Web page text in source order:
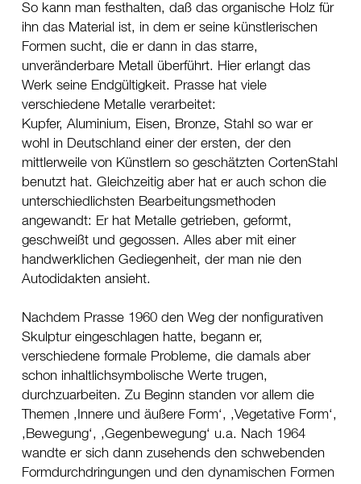
So kann man festhalten, daß das organische Holz für
ihn das Material ist, in dem er seine künstlerischen
Formen sucht, die er dann in das starre,
unveränderbare Metall überführt. Hier erlangt das
Werk seine Endgültigkeit. Prasse hat viele
verschiedene Metalle verarbeitet:
Kupfer, Aluminium, Eisen, Bronze, Stahl so war er
wohl in Deutschland einer der ersten, der den
mittlerweile von Künstlern so geschätzten CortenStahl
benutzt hat. Gleichzeitig aber hat er auch schon die
unterschiedlichsten Bearbeitungsmethoden
angewandt: Er hat Metalle getrieben, geformt,
geschweißt und gegossen. Alles aber mit einer
handwerklichen Gediegenheit, der man nie den
Autodidakten ansieht.
Nachdem Prasse 1960 den Weg der nonfigurativen
Skulptur eingeschlagen hatte, begann er,
verschiedene formale Probleme, die damals aber
schon inhaltlichsymbolische Werte trugen,
durchzuarbeiten. Zu Beginn standen vor allem die
Themen ‚Innere und äußere Form‘, ‚Vegetative Form‘,
‚Bewegung‘, ‚Gegenbewegung‘ u.a. Nach 1964
wandte er sich dann zusehends den schwebenden
Formdurchdringungen und den dynamischen Formen